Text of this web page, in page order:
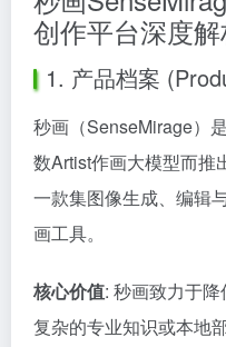
创作平台深度
1. 产品档案
秒画（SenseMirage）
数Artist作画大模型而推
一款集图像生成、编辑
画工具。
核心价值: 秒画致力于
复杂的专业知识或本地